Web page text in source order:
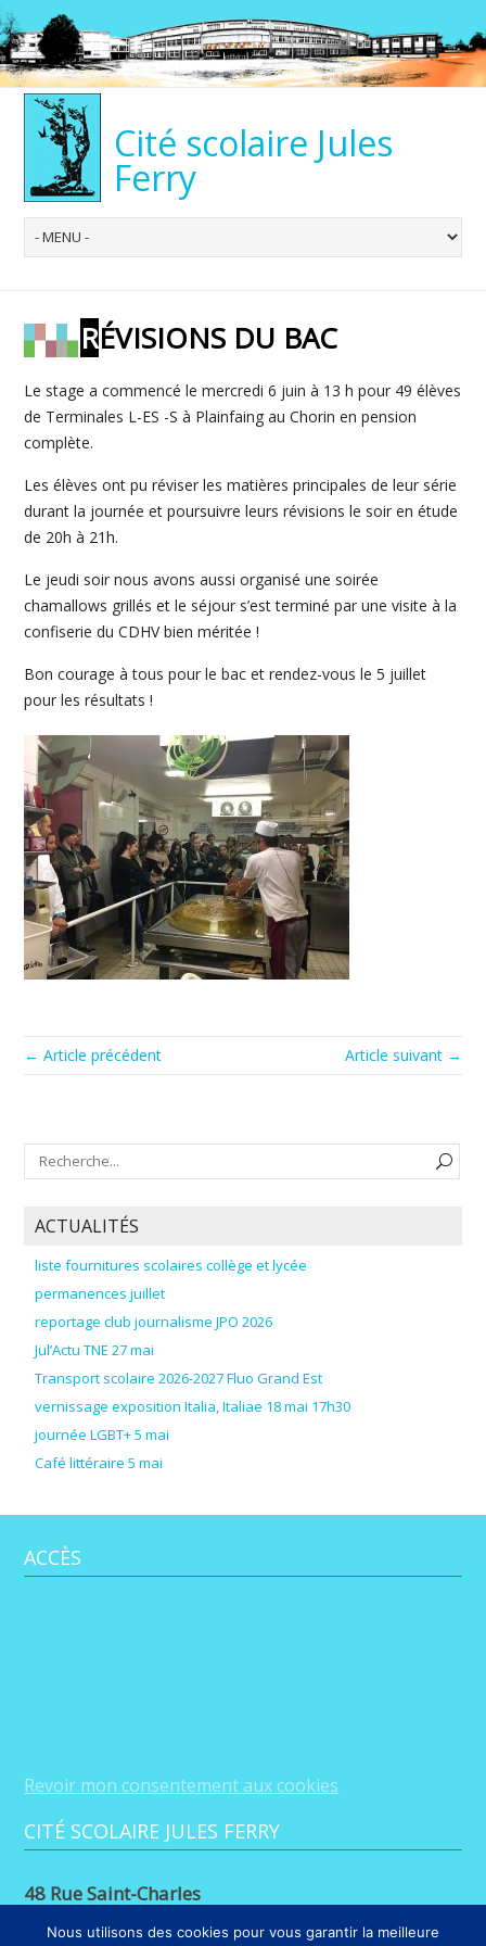
Cité scolaire Jules
Ferry
RÉVISIONS DU BAC
Le stage a commencé le mercredi 6 juin à 13 h pour 49 élèves
de Terminales L-ES -S à Plainfaing au Chorin en pension
complète.
Les élèves ont pu réviser les matières principales de leur série
durant la journée et poursuivre leurs révisions le soir en étude
de 20h à 21h.
Le jeudi soir nous avons aussi organisé une soirée
chamallows grillés et le séjour s’est terminé par une visite à la
confiserie du CDHV bien méritée !
Bon courage à tous pour le bac et rendez-vous le 5 juillet
pour les résultats !
← Article précédent Article suivant →
ACTUALITÉS
liste fournitures scolaires collège et lycée
permanences juillet
reportage club journalisme JPO 2026
Jul’Actu TNE 27 mai
Transport scolaire 2026-2027 Fluo Grand Est
vernissage exposition Italia, Italiae 18 mai 17h30
journée LGBT+ 5 mai
Café littéraire 5 mai
ACCÈS
Revoir mon consentement aux cookies
CITÉ SCOLAIRE JULES FERRY
48 Rue Saint-Charles
Nous utilisons des cookies pour vous garantir la meilleure